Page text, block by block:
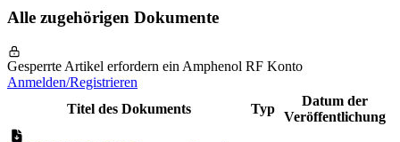
Alle zugehörigen Dokumente
Gesperrte Artikel erfordern ein Amphenol RF Konto
Anmelden/Registrieren
Titel des Dokuments
Typ
Datum der
Veröffentlichung